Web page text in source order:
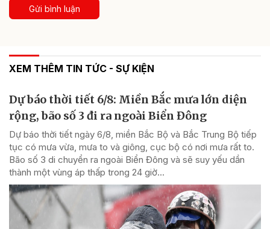
Gửi bình luận
XEM THÊM TIN TỨC - SỰ KIỆN
Dự báo thời tiết 6/8: Miền Bắc mưa lớn diện
rộng, bão số 3 đi ra ngoài Biển Đông
Dự báo thời tiết ngày 6/8, miền Bắc Bộ và Bắc Trung Bộ tiếp
tục có mưa vừa, mưa to và giông, cục bộ có nơi mưa rất to.
Bão số 3 di chuyển ra ngoài Biển Đông và sẽ suy yếu dần
thành một vùng áp thấp trong 24 giờ...